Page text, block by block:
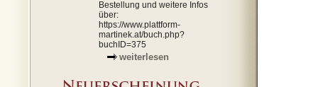
Bestellung und weitere Infos
über:
https://www.plattform-
martinek.at/buch.php?
buchID=375
weiterlesen